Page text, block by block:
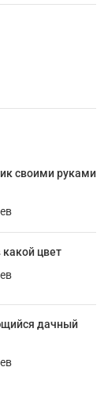
своими руками
цвет
дачный